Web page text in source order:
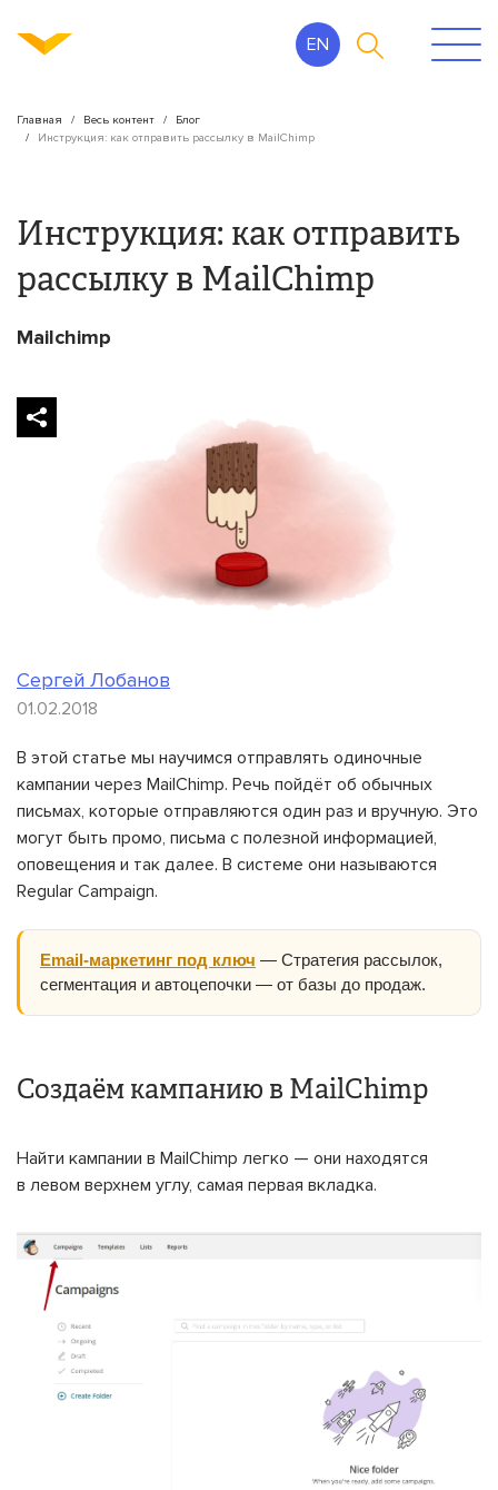
EN
Главная Весь контент
Блог
Инструкция: как отправить рассылку в MailСhimp
Инструкция: как отправить
рассылку в MailСhimp
Mailchimp
Сергей Лобанов
01.02.2018
В этой статье мы научимся отправлять одиночные
кампании через MailChimp. Речь пойдёт об обычных
письмах, которые отправляются один раз и вручную. Это
могут быть промо, письма с полезной информацией,
оповещения и так далее. В системе они называются
Regular Campaign.
Email-маркетинг под ключ — Стратегия рассылок,
сегментация и автоцепочки — от базы до продаж.
Создаём кампанию в MailChimp
Найти кампании в MailChimp легко — они находятся
в левом верхнем углу, самая первая вкладка.